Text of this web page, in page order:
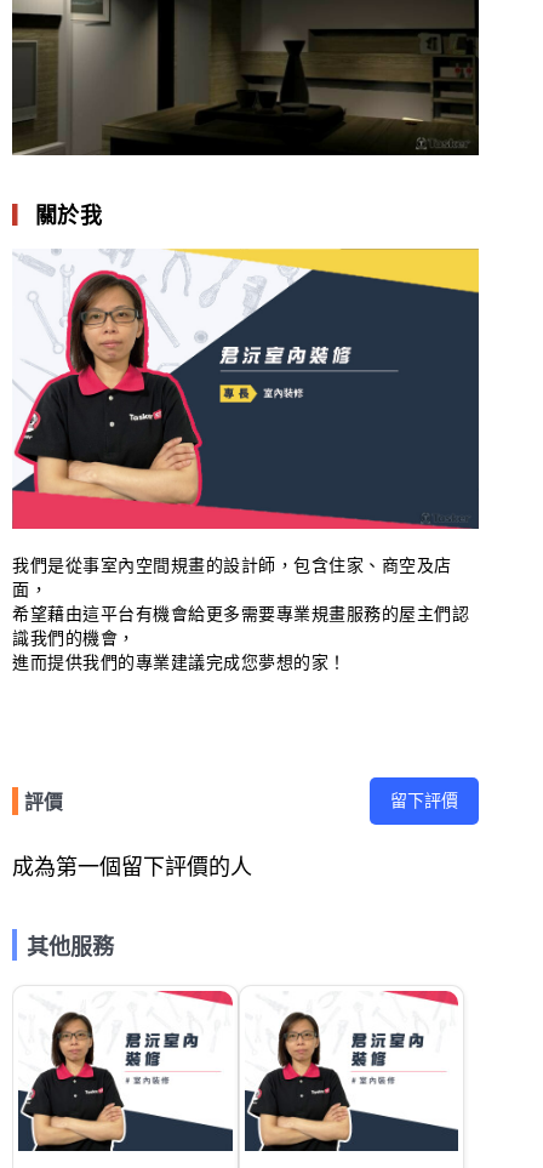
關於我
我們是從事室內空間規畫的設計師，包含住家、商空及店
面，
希望藉由這平台有機會給更多需要專業規畫服務的屋主們認
識我們的機會，
進而提供我們的專業建議完成您夢想的家！
評價 留下評價
成為第一個留下評價的人
其他服務